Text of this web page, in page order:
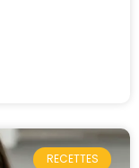
RECETTES